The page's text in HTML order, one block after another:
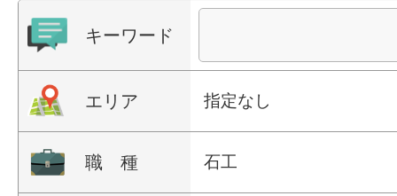
キーワード
エリア 指定なし
職 種 石工